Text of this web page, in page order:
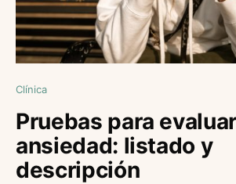
Clínica
Pruebas para evaluar
ansiedad: listado y
descripción